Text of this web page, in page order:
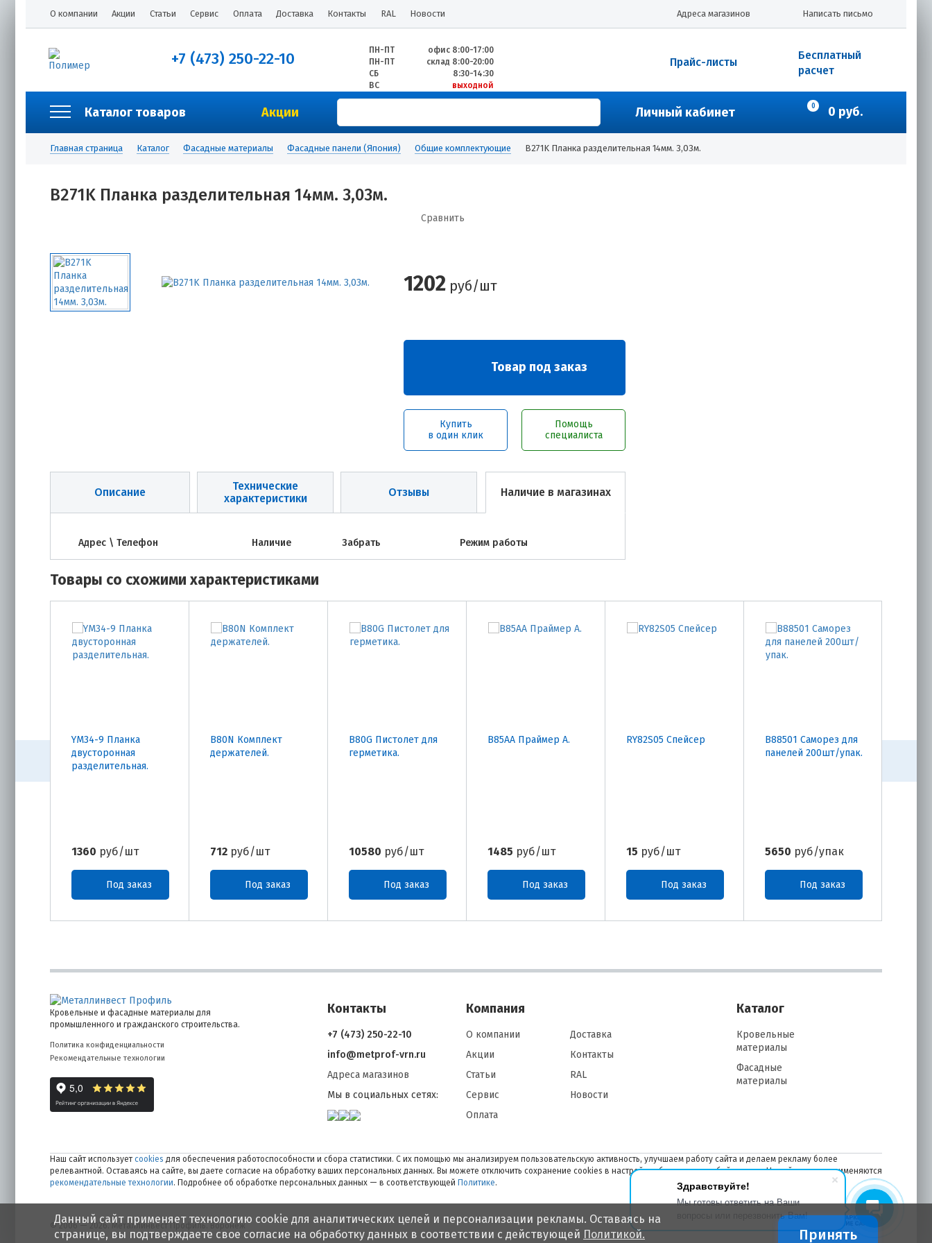
Здравствуйте!
Мы готовы ответить на Ваши
вопросы или перезвонить Вам!
О компании Акции Статьи Сервис Оплата Доставка Контакты RAL Новости Написать письмо
Адреса магазинов
+7 (473) 250-22-10 ПН-ПТ
офис 8:00-17:00
ПН-ПТ
склад 8:00-20:00
СБ
8:30-14:30
ВС
выходной
Бесплатный
расчет
Прайс-листы
Каталог товаров Акции Личный кабинет 0 0 руб.
Главная страница Каталог Фасадные материалы Фасадные панели (Япония) Общие комплектующие B271K Планка разделительная 14мм. 3,03м.
B271K Планка разделительная 14мм. 3,03м.
Сравнить
1202 руб/шт
Товар под заказ
Купить
в один клик
Помощь
специалиста
Описание
Технические
характеристики
Отзывы Наличие в магазинах
Адрес \ Телефон Наличие Забрать Режим работы
Товары со схожими характеристиками
YM34-9 Планка
двусторонная
разделительная.
1360 руб/шт
Под заказ
B80N Комплект
держателей.
712 руб/шт
Под заказ
B80G Пистолет для
герметика.
10580 руб/шт
Под заказ
B85AA Праймер А.
1485 руб/шт
Под заказ
RY82S05 Спейсер
15 руб/шт
Под заказ
B88501 Саморез для
панелей 200шт/упак.
5650 руб/упак
Под заказ
Кровельные и фасадные материалы для
промышленного и гражданского строительства.
Политика конфиденциальности
Рекомендательные технологии
Контакты
+7 (473) 250-22-10
info@metprof-vrn.ru
Адреса магазинов
Мы в социальных сетях:
Компания
О компании
Акции
Статьи
Сервис
Оплата
Доставка
Контакты
RAL
Новости
Каталог
Кровельные
материалы
Фасадные
материалы
Наш сайт использует cookies для обеспечения работоспособности и сбора статистики. С их помощью мы анализируем пользовательскую активность, улучшаем работу сайта и делаем рекламу более
релевантной. Оставаясь на сайте, вы даете согласие на обработку ваших персональных данных. Вы можете отключить сохранение cookies в настройках браузера в любой момент. На сайте также применяются
рекомендательные технологии. Подробнее об обработке персональных данных — в соответствующей Политике.
© 2006 — 2026. Металлинвест Профиль. Воронеж
Данный сайт применяет технологию cookie для аналитических целей и персонализации рекламы. Оставаясь на
странице, вы подтверждаете свое согласие на обработку данных в соответствии с действующей Политикой. Принять